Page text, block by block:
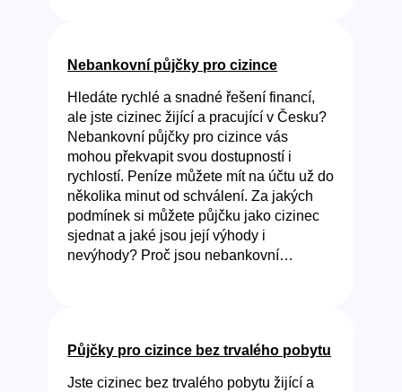
Nebankovní půjčky pro cizince
Hledáte rychlé a snadné řešení financí,
ale jste cizinec žijící a pracující v Česku?
Nebankovní půjčky pro cizince vás
mohou překvapit svou dostupností i
rychlostí. Peníze můžete mít na účtu už do
několika minut od schválení. Za jakých
podmínek si můžete půjčku jako cizinec
sjednat a jaké jsou její výhody i
nevýhody? Proč jsou nebankovní…
Půjčky pro cizince bez trvalého pobytu
Jste cizinec bez trvalého pobytu žijící a